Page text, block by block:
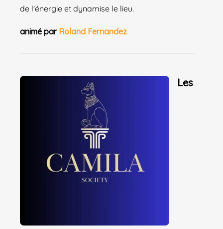
de l'énergie et dynamise le lieu.
animé par Roland Fernandez
Les